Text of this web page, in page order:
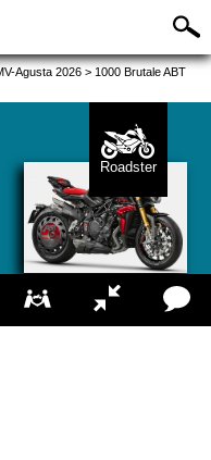
Agusta 2026 > 1000 Brutale ABT
Roadster